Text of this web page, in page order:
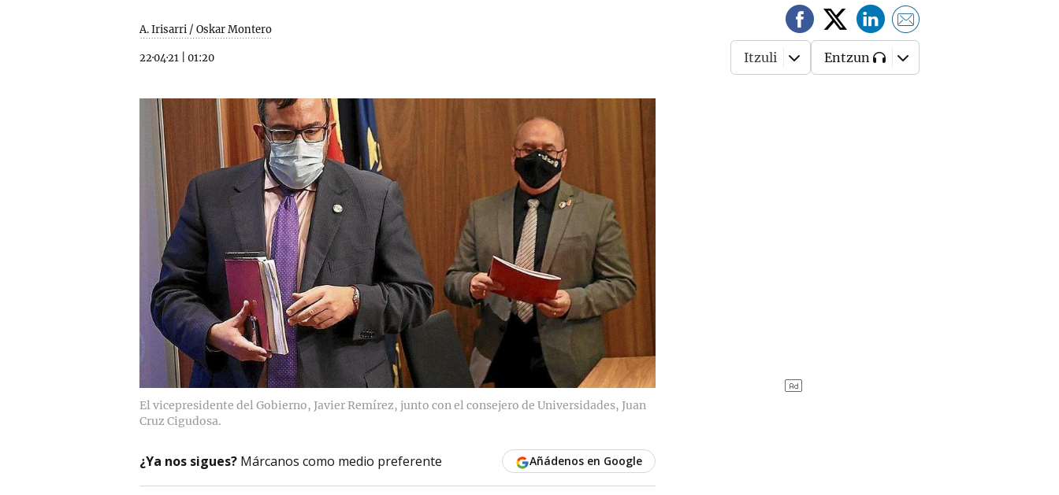
A. Irisarri / Oskar Montero
22·04·21 01:20 Itzuli Entzun
El vicepresidente del Gobierno, Javier Remírez, junto con el consejero de Universidades, Juan
Cruz Cigudosa.
¿Ya nos sigues? Márcanos como medio preferente Añádenos en Google